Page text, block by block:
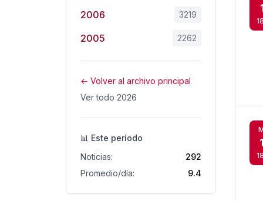
2006 3219
2005 2262
← Volver al archivo principal
Ver todo 2026
📊 Este período
Noticias:
292
Promedio/día:
9.4